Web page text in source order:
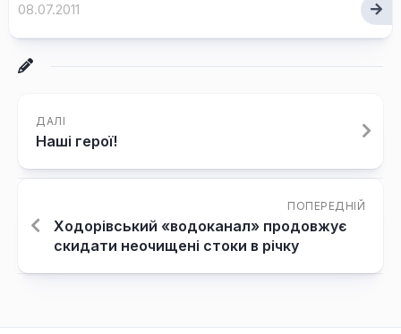
08.07.2011
ДАЛІ
Наші герої!
ПОПЕРЕДНІЙ
Ходорівський «водоканал» продовжує
скидати неочищені стоки в річку